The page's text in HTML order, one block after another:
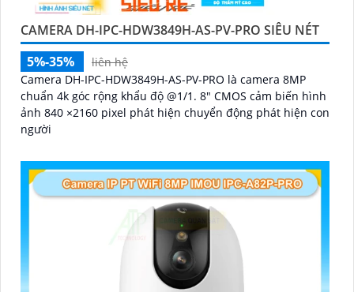
CAMERA DH-IPC-HDW3849H-AS-PV-PRO SIÊU NÉT
5%-35%
liên hệ
Camera DH-IPC-HDW3849H-AS-PV-PRO là camera 8MP
chuẩn 4k góc rộng khẩu độ @1/1. 8" CMOS cảm biến hình
ảnh 840 ×2160 pixel phát hiện chuyển động phát hiện con
người